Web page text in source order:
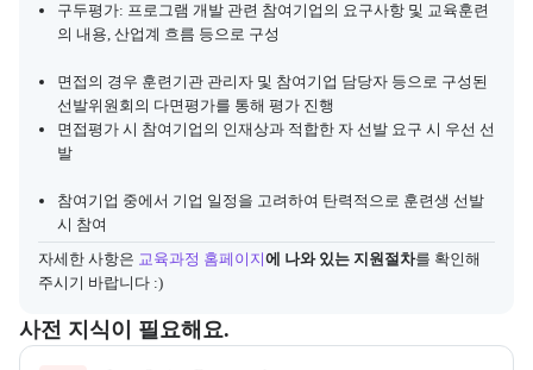
구두평가: 프로그램 개발 관련 참여기업의 요구사항 및 교육훈련
의 내용, 산업계 흐름 등으로 구성
면접의 경우 훈련기관 관리자 및 참여기업 담당자 등으로 구성된
선발위원회의 다면평가를 통해 평가 진행
면접평가 시 참여기업의 인재상과 적합한 자 선발 요구 시 우선 선
발
참여기업 중에서 기업 일정을 고려하여 탄력적으로 훈련생 선발
시 참여
자세한 사항은 교육과정 홈페이지에 나와 있는 지원절차를 확인해
주시기 바랍니다 :)
사전 지식이 필요해요.
수강 전 준비하면 좋은 필수 및 권장 사전 지식과, 사전 학습 자료 제